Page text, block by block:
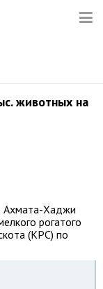
животных на
Ахмата-Хаджи
рогатого
(КРС) по